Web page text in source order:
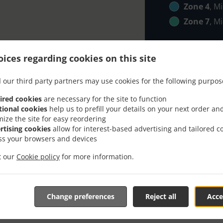
regarding cookies on this site
our third party partners may use cookies for the following
cookies are necessary for the site to function
cookies help us to prefill your details on your next order
the site for easy reordering
cookies allow for interest-based advertising and tailored
your browsers and devices
our Cookie policy for more information.
Reject all
Change preferences
Zone 4,
Zone 7,
Dostavom U Београд
Богословија i sa zadovoljstvom će mo preuzeti
jelovnik i pošaljite nam porudžbinu kada budete
porudžbinu i pošaljemo potvrdu prijema sa